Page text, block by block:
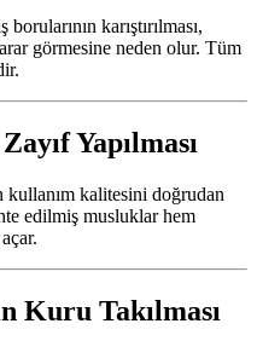
karıştırılması,
görmesine neden olur. Tüm
Yapılması
kullanım kalitesini doğrudan
edilmiş musluklar hem
Kuru Takılması